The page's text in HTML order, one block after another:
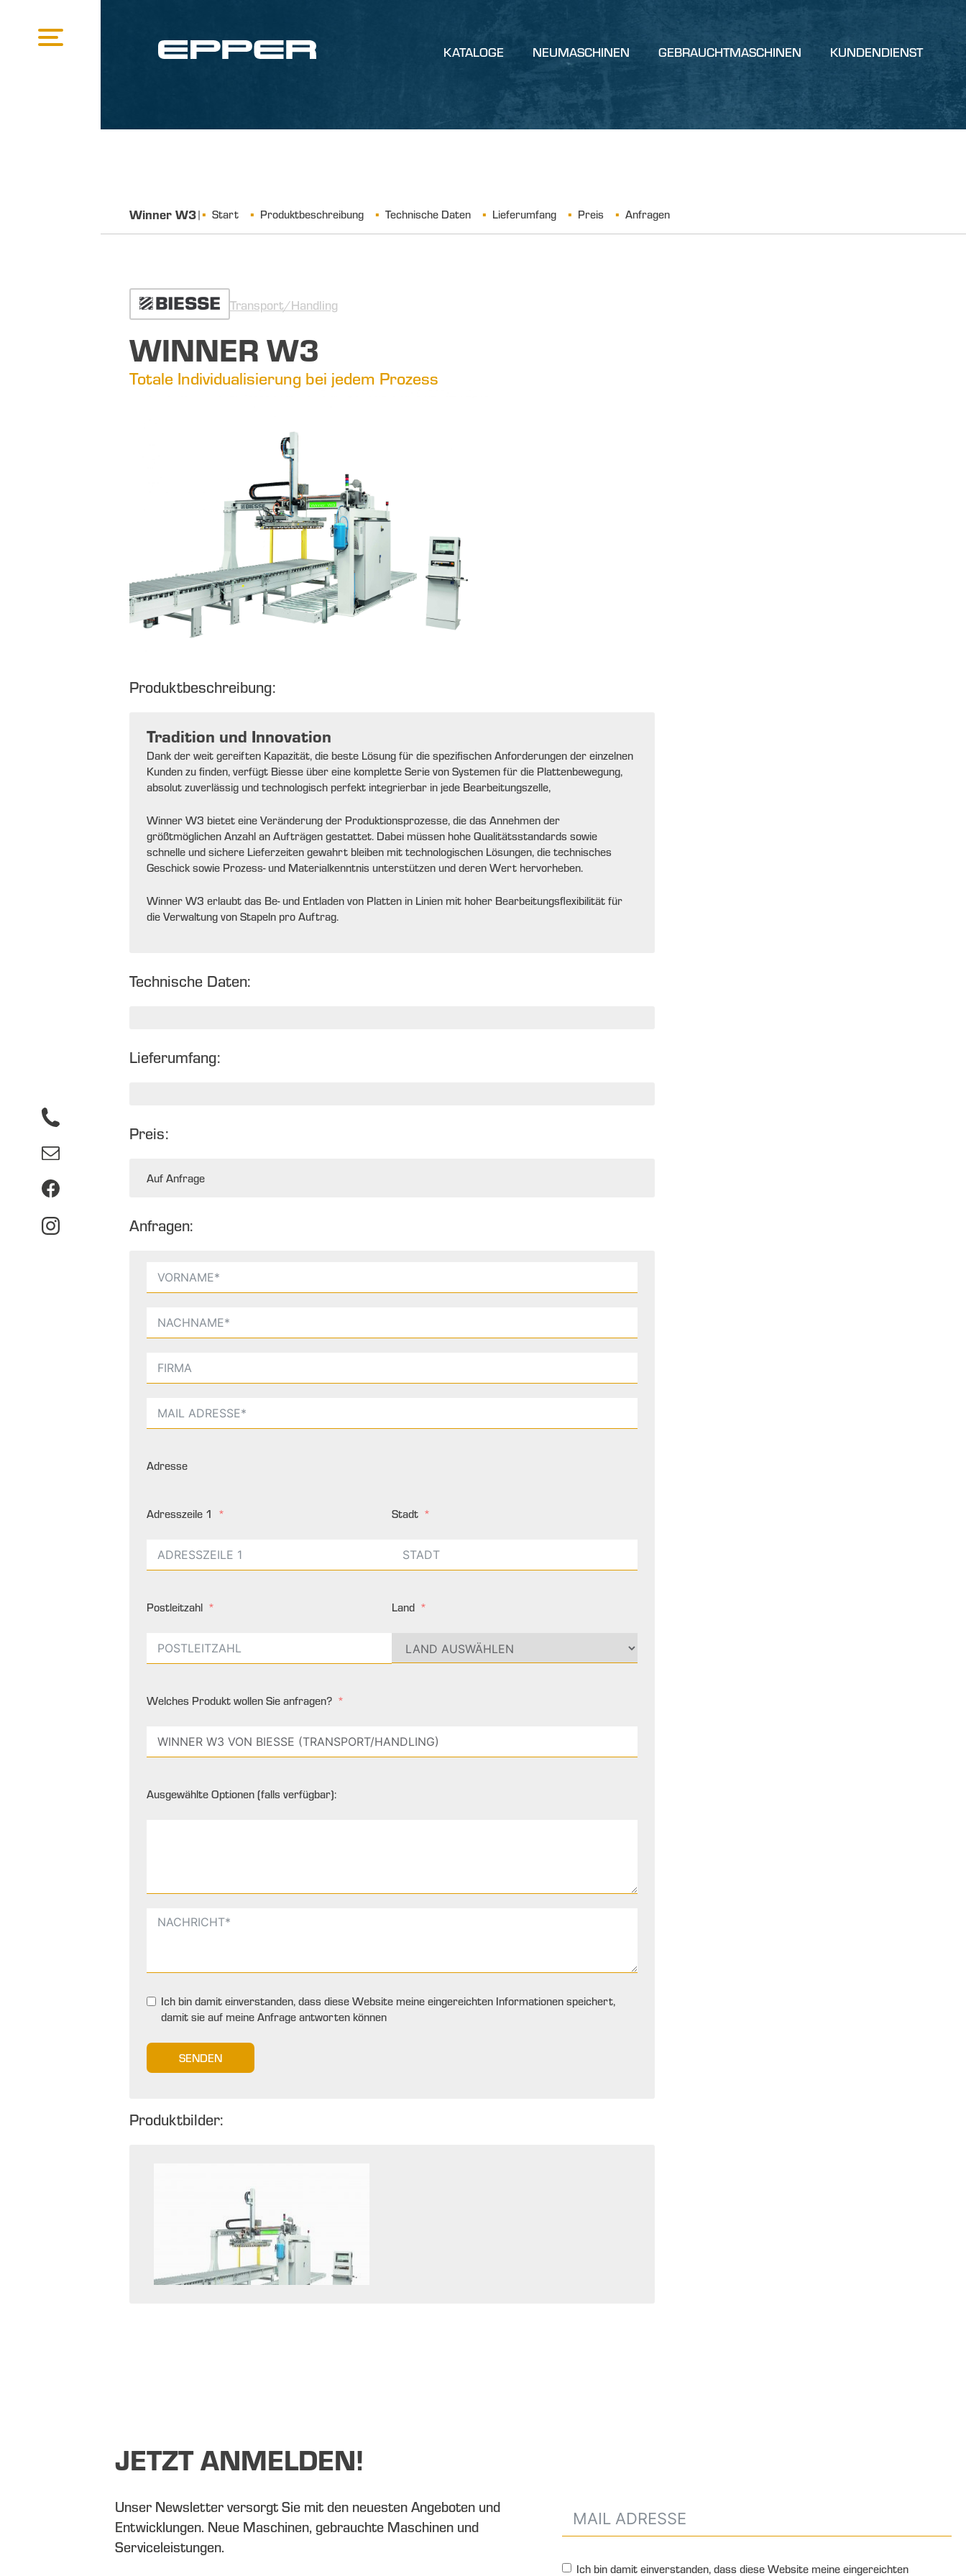
KATALOGE NEUMASCHINEN GEBRAUCHTMASCHINEN KUNDENDIENST
Winner W3| Start Produktbeschreibung Technische Daten Lieferumfang Preis Anfragen
Transport/Handling
WINNER W3
Totale Individualisierung bei jedem Prozess
Produktbeschreibung:
Tradition und Innovation
Dank der weit gereiften Kapazität, die beste Lösung für die spezifischen Anforderungen der einzelnen
Kunden zu finden, verfügt Biesse über eine komplette Serie von Systemen für die Plattenbewegung,
absolut zuverlässig und technologisch perfekt integrierbar in jede Bearbeitungszelle,
Winner W3 bietet eine Veränderung der Produktionsprozesse, die das Annehmen der
größtmöglichen Anzahl an Aufträgen gestattet. Dabei müssen hohe Qualitätsstandards sowie
schnelle und sichere Lieferzeiten gewahrt bleiben mit technologischen Lösungen, die technisches
Geschick sowie Prozess- und Materialkenntnis unterstützen und deren Wert hervorheben.
Winner W3 erlaubt das Be- und Entladen von Platten in Linien mit hoher Bearbeitungsflexibilität für
die Verwaltung von Stapeln pro Auftrag.
Technische Daten:
Lieferumfang:
Preis:
Auf Anfrage
Anfragen:
Adresse
Adresszeile 1 Stadt
Postleitzahl Land
Welches Produkt wollen Sie anfragen?
Ausgewählte Optionen (falls verfügbar):
Ich bin damit einverstanden, dass diese Website meine eingereichten Informationen speichert,
damit sie auf meine Anfrage antworten können
SENDEN
Produktbilder:
JETZT ANMELDEN!
Unser Newsletter versorgt Sie mit den neuesten Angeboten und
Entwicklungen. Neue Maschinen, gebrauchte Maschinen und
Serviceleistungen.
Ich bin damit einverstanden, dass diese Website meine eingereichten